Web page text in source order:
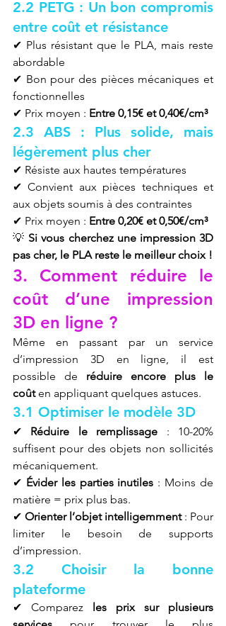
2.2 PETG : Un bon compromis
entre coût et résistance
✔ Plus résistant que le PLA, mais reste
abordable
✔ Bon pour des pièces mécaniques et
fonctionnelles
✔ Prix moyen : Entre 0,15€ et 0,40€/cm³
2.3 ABS : Plus solide, mais
légèrement plus cher
✔ Résiste aux hautes températures
✔ Convient aux pièces techniques et
aux objets soumis à des contraintes
✔ Prix moyen : Entre 0,20€ et 0,50€/cm³
💡 Si vous cherchez une impression 3D
pas cher, le PLA reste le meilleur choix !
3. Comment réduire le
coût d’une impression
3D en ligne ?
Même en passant par un service
d’impression 3D en ligne, il est
possible de réduire encore plus le
coût en appliquant quelques astuces.
3.1 Optimiser le modèle 3D
✔ Réduire le remplissage : 10-20%
suffisent pour des objets non sollicités
mécaniquement.
✔ Évider les parties inutiles : Moins de
matière = prix plus bas.
✔ Orienter l’objet intelligemment : Pour
limiter le besoin de supports
d’impression.
3.2 Choisir la bonne
plateforme
✔ Comparez les prix sur plusieurs